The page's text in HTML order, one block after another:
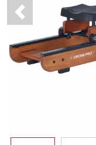
Previous